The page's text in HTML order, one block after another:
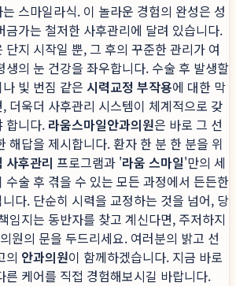
스마일라식. 이 놀라운 경험의 완성은 성
금가는 철저한 사후관리에 달려 있습니다.
단지 시작일 뿐, 그 후의 꾸준한 관리가 여
생의 눈 건강을 좌우합니다. 수술 후 발생할
빛 번짐 같은 시력교정 부작용에 대한 막
더욱더 사후관리 시스템이 체계적으로 갖
합니다. 라움스마일안과의원은 바로 그 선
해답을 제시합니다. 환자 한 분 한 분을 위
사후관리 프로그램과 '라움 스마일'만의 세
수술 후 겪을 수 있는 모든 과정에서 든든한
다. 단순히 시력을 교정하는 것을 넘어, 당
임지는 동반자를 찾고 계신다면, 주저하지
원의 문을 두드리세요. 여러분의 밝고 선
의 안과의원이 함께하겠습니다. 지금 바로
른 케어를 직접 경험해보시길 바랍니다.